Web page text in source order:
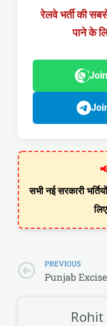
रेलवे भर्ती की
पाने के
सभी नई सरकारी
PREVIOUS
Rohit